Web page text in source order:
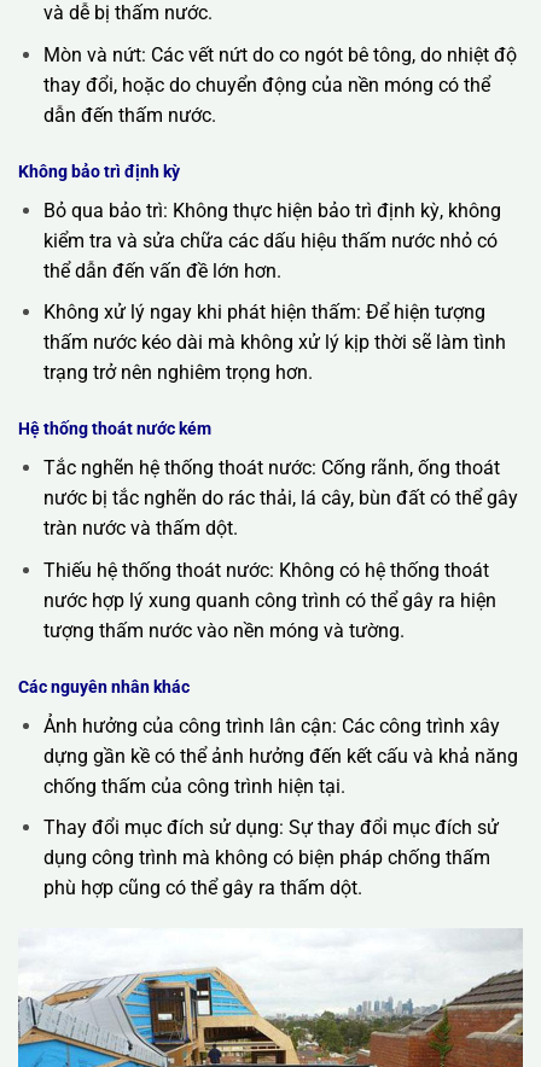
và dễ bị thấm nước.
Mòn và nứt: Các vết nứt do co ngót bê tông, do nhiệt độ
thay đổi, hoặc do chuyển động của nền móng có thể
dẫn đến thấm nước.
Không bảo trì định kỳ
Bỏ qua bảo trì: Không thực hiện bảo trì định kỳ, không
kiểm tra và sửa chữa các dấu hiệu thấm nước nhỏ có
thể dẫn đến vấn đề lớn hơn.
Không xử lý ngay khi phát hiện thấm: Để hiện tượng
thấm nước kéo dài mà không xử lý kịp thời sẽ làm tình
trạng trở nên nghiêm trọng hơn.
Hệ thống thoát nước kém
Tắc nghẽn hệ thống thoát nước: Cống rãnh, ống thoát
nước bị tắc nghẽn do rác thải, lá cây, bùn đất có thể gây
tràn nước và thấm dột.
Thiếu hệ thống thoát nước: Không có hệ thống thoát
nước hợp lý xung quanh công trình có thể gây ra hiện
tượng thấm nước vào nền móng và tường.
Các nguyên nhân khác
Ảnh hưởng của công trình lân cận: Các công trình xây
dựng gần kề có thể ảnh hưởng đến kết cấu và khả năng
chống thấm của công trình hiện tại.
Thay đổi mục đích sử dụng: Sự thay đổi mục đích sử
dụng công trình mà không có biện pháp chống thấm
phù hợp cũng có thể gây ra thấm dột.